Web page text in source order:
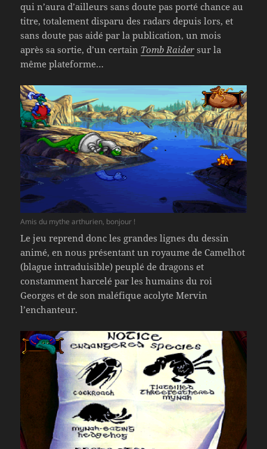
qui n’aura d’ailleurs sans doute pas porté chance au
titre, totalement disparu des radars depuis lors, et
sans doute pas aidé par la publication, un mois
après sa sortie, d’un certain Tomb Raider sur la
même plateforme…
Amis du mythe arthurien, bonjour !
Le jeu reprend donc les grandes lignes du dessin
animé, en nous présentant un royaume de Camelhot
(blague intraduisible) peuplé de dragons et
constamment harcelé par les humains du roi
Georges et de son maléfique acolyte Mervin
l’enchanteur.